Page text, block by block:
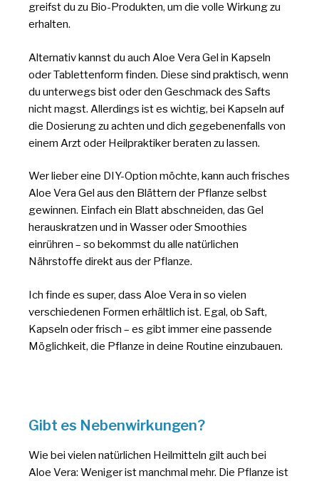
greifst du zu Bio-Produkten, um die volle Wirkung zu
erhalten.
Alternativ kannst du auch Aloe Vera Gel in Kapseln
oder Tablettenform finden. Diese sind praktisch, wenn
du unterwegs bist oder den Geschmack des Safts
nicht magst. Allerdings ist es wichtig, bei Kapseln auf
die Dosierung zu achten und dich gegebenenfalls von
einem Arzt oder Heilpraktiker beraten zu lassen.
Wer lieber eine DIY-Option möchte, kann auch frisches
Aloe Vera Gel aus den Blättern der Pflanze selbst
gewinnen. Einfach ein Blatt abschneiden, das Gel
herauskratzen und in Wasser oder Smoothies
einrühren – so bekommst du alle natürlichen
Nährstoffe direkt aus der Pflanze.
Ich finde es super, dass Aloe Vera in so vielen
verschiedenen Formen erhältlich ist. Egal, ob Saft,
Kapseln oder frisch – es gibt immer eine passende
Möglichkeit, die Pflanze in deine Routine einzubauen.
Gibt es Nebenwirkungen?
Wie bei vielen natürlichen Heilmitteln gilt auch bei
Aloe Vera: Weniger ist manchmal mehr. Die Pflanze ist